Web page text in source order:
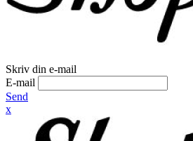
Skriv din e-mail
E-mail
Send
x